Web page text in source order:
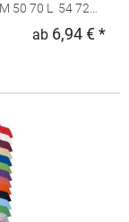
höchsten
Piqué PoloArt.-
Nr.: 63-402-0
6, Lisfannon
Irland E-
ab 6,94 € *